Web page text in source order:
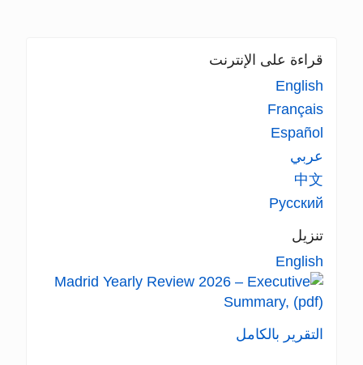
قراءة على الإنترنت
English
Français
Español
عربي
中文
Русский
تنزيل
English
التقرير بالكامل